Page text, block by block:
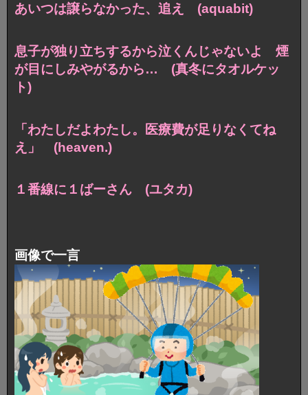
あいつは譲らなかった、追え (aquabit)
息子が独り立ちするから泣くんじゃないよ 煙
が目にしみやがるから… (真冬にタオルケッ
ト)
「わたしだよわたし。医療費が足りなくてね
え」 (heaven.)
１番線に１ばーさん (ユタカ)
画像で一言